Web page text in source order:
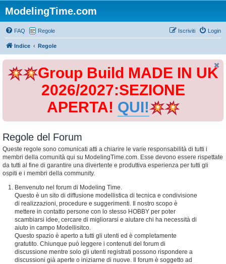
ModelingTime.com
FAQ Regole Login
Iscriviti
Indice Regole
Group Build MADE IN UK
2026/2027:SEZIONE
APERTA! QUI!
Regole del Forum
Queste regole sono comunicati atti a chiarire le varie responsabilità di tutti i
membri della comunità qui su ModelingTime.com. Esse devono essere rispettate
da tutti al fine di garantire una divertente e produttiva esperienza per tutti gli
ospiti e i membri della community.
Benvenuto nel forum di Modeling Time.
Questo è un sito di diffusione modellistica di tecnica e condivisione
di realizzazioni, procedure e suggerimenti. Il nostro scopo è
mettere in contatto persone con lo stesso HOBBY per poter
scambiarsi idee, cercare di migliorarsi e aiutare chi ha necessità di
aiuto in campo Modellisitco.
Questo spazio è aperto a tutti gli utenti ed è completamente
gratutito. Chiunque può leggere i contenuti del forum di
discussione mentre solo gli utenti registrati possono rispondere a
discussioni già aperte o iniziarne di nuove. Il forum è soggetto ad